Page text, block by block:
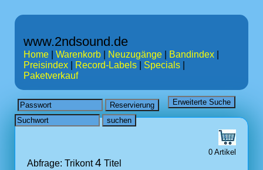
www.2ndsound.de
Home Warenkorb Neuzugänge Bandindex
Preisindex
Record-Labels Specials
Paketverkauf
0 Artikel
Abfrage: Trikont4 Titel